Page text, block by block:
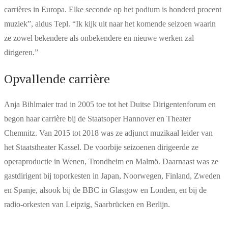
carrières in Europa. Elke seconde op het podium is honderd procent
muziek”, aldus Tepl. “Ik kijk uit naar het komende seizoen waarin
ze zowel bekendere als onbekendere en nieuwe werken zal
dirigeren.”
Opvallende carrière
Anja Bihlmaier trad in 2005 toe tot het Duitse Dirigentenforum en
begon haar carrière bij de Staatsoper Hannover en Theater
Chemnitz. Van 2015 tot 2018 was ze adjunct muzikaal leider van
het Staatstheater Kassel. De voorbije seizoenen dirigeerde ze
operaproductie in Wenen, Trondheim en Malmö. Daarnaast was ze
gastdirigent bij toporkesten in Japan, Noorwegen, Finland, Zweden
en Spanje, alsook bij de BBC in Glasgow en Londen, en bij de
radio-orkesten van Leipzig, Saarbrücken en Berlijn.